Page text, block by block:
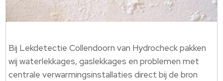
Bij Lekdetectie Collendoorn van Hydrocheck pakken
wij waterlekkages, gaslekkages en problemen met
centrale verwarmingsinstallaties direct bij de bron